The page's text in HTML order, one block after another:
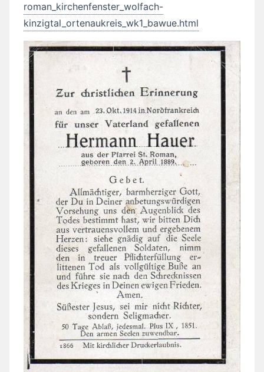
roman_kirchenfenster_wolfach-
kinzigtal_ortenaukreis_wk1_bawue.html